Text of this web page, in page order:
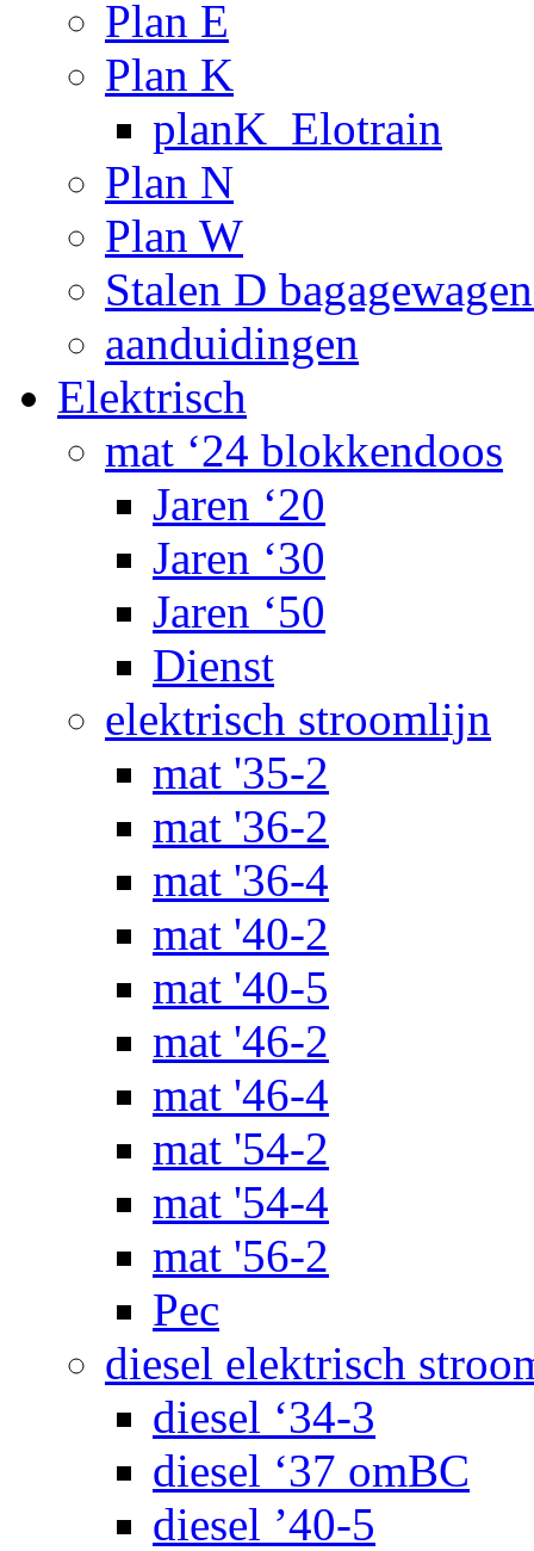
Plan E
Plan K
planK_Elotrain
Plan N
Plan W
Stalen D
aanduidingen
Elektrisch
mat ‘24 blokkendoos
Jaren ‘20
Jaren ‘30
Jaren ‘50
Dienst
elektrisch stroomlijn
mat '35-2
mat '36-2
mat '36-4
mat '40-2
mat '40-5
mat '46-2
mat '46-4
mat '54-2
mat '54-4
mat '56-2
Pec
diesel elektrisch
diesel ‘34-3
diesel ‘37 omBC
diesel ’40-5